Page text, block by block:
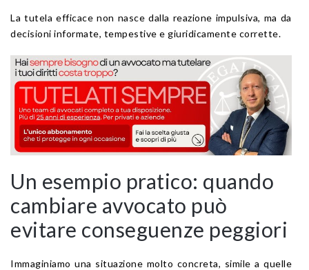
La tutela efficace non nasce dalla reazione impulsiva, ma da
decisioni informate, tempestive e giuridicamente corrette.
Un esempio pratico: quando
cambiare avvocato può
evitare conseguenze peggiori
Immaginiamo una situazione molto concreta, simile a quelle